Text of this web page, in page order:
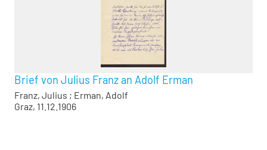
Brief von Julius Franz an Adolf Erman
Franz, Julius ; Erman, Adolf
Graz, 11.12.1906